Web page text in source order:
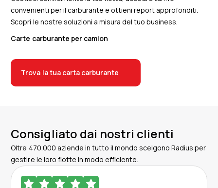
convenienti per il carburante e ottieni report approfonditi.
Scopri le nostre soluzioni a misura del tuo business.
Carte carburante per camion
Trova la tua carta carburante
Consigliato dai nostri clienti
Oltre 470.000 aziende in tutto il mondo scelgono Radius per
gestire le loro flotte in modo efficiente.